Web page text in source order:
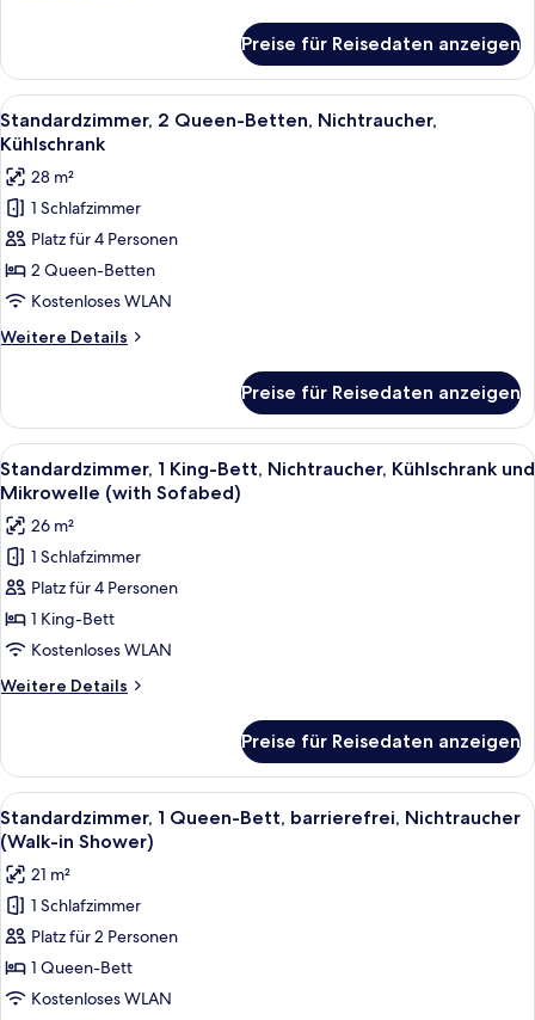
Accessible,
Bathtub
anzeigen
Room,
King
Bed,
Bathtub
Preise für Reisedaten anzeigen
Alle
Fotos
für
Standardzimmer,
2 Queen-
Betten,
Nichtraucher,
Kühlschrank
anzeigen
Ein Hotelzimmer mit zwei Betten,
5
Standardzimmer, 2 Queen-Betten, Nichtraucher,
Kühlschrank
28 m²
1 Schlafzimmer
Platz für 4 Personen
2 Queen-Betten
Kostenloses WLAN
Weitere Details
Weitere
2 Queen-
Betten,
Nichtraucher,
Kühlschrank
Preise für Reisedaten anzeigen
Alle
Fotos
für
Standardzimmer,
1 King-
Bett,
Nichtraucher,
Kühlschrank
und
Mikrowelle
Sofabed)
anzeigen
Ein Hotelzimmer mit einem großen
5
Standardzimmer, 1 King-Bett, Nichtraucher, Kühlschrank und
Mikrowelle (with Sofabed)
26 m²
1 Schlafzimmer
Platz für 4 Personen
1 King-Bett
Kostenloses WLAN
Weitere Details
Weitere
1 King-
Bett,
Nichtraucher,
Kühlschrank
und
Mikrowelle
(with
Sofabed)
Preise für Reisedaten anzeigen
Alle
Fotos
für
Standardzimmer,
Queen-
Bett,
barrierefrei,
Ein Hotelzimmer mit einem großen
5
Standardzimmer, 1 Queen-Bett, barrierefrei, Nichtraucher
(Walk-in Shower)
21 m²
1 Schlafzimmer
Platz für 2 Personen
1 Queen-Bett
Kostenloses WLAN